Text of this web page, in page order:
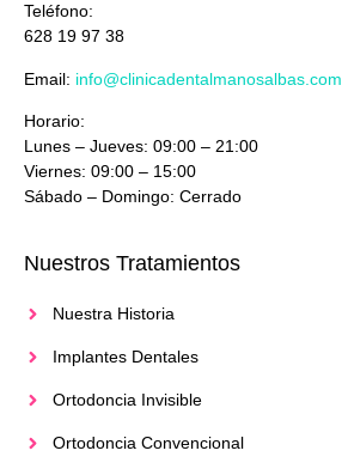
Teléfono:
628 19 97 38
Email: info@clinicadentalmanosalbas.com
Horario:
Lunes – Jueves: 09:00 – 21:00
Viernes: 09:00 – 15:00
Sábado – Domingo: Cerrado
Nuestros Tratamientos
Nuestra Historia
Implantes Dentales
Ortodoncia Invisible
Ortodoncia Convencional